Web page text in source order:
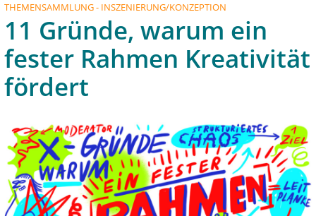
THEMENSAMMLUNG - INSZENIERUNG/KONZEPTION
11 Gründe, warum ein
fester Rahmen Kreativität
fördert